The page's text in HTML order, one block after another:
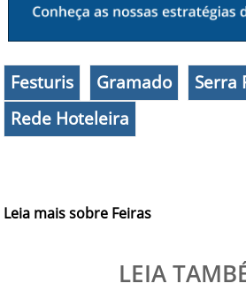
Festuris Gramado
Serra
Rede Hoteleira
Leia mais sobre Feiras
LEIA